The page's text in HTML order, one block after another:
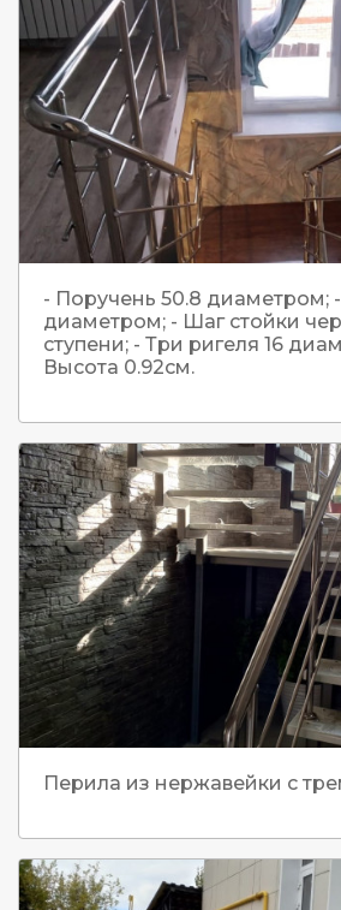
- Поручень 50.8 диаметром;
диаметром; - Шаг стойки
ступени; - Три ригеля 16
Высота 0.92см.
Перила из нержавейки с